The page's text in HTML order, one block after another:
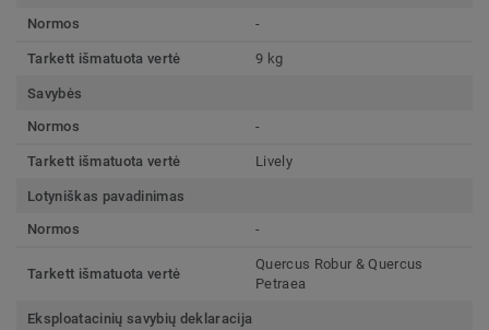
Normos
-
Tarkett išmatuota vertė 9 kg
Savybės
Normos
-
Tarkett išmatuota vertė Lively
Lotyniškas pavadinimas
Normos
-
Tarkett išmatuota vertė
Quercus Robur & Quercus
Petraea
Eksploatacinių savybių deklaracija